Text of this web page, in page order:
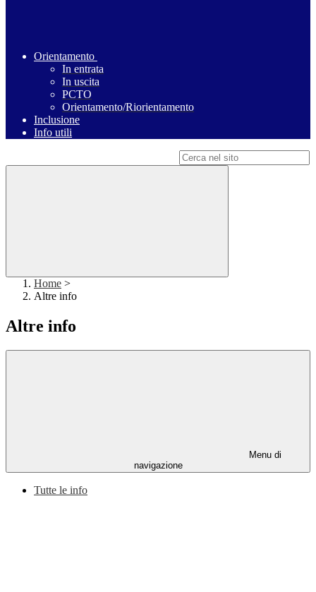
Orientamento
In entrata
In uscita
PCTO
Orientamento/Riorientamento
Inclusione
Info utili
Home >
Altre info
Altre info
Menu di
navigazione
Tutte le info